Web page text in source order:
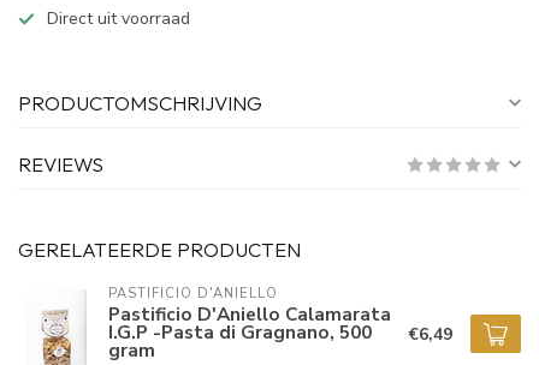
Direct uit voorraad
PRODUCTOMSCHRIJVING
REVIEWS
GERELATEERDE PRODUCTEN
PASTIFICIO D'ANIELLO
Pastificio D'Aniello Calamarata
I.G.P -Pasta di Gragnano, 500
gram
€6,49